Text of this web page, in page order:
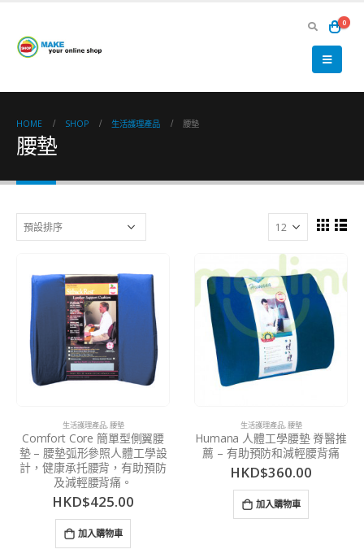
0
HOME SHOP 生活護理產品 腰墊
腰墊
生活護理產品,腰墊
Comfort Core 簡單型側翼腰
墊 – 腰墊弧形參照人體工學設
計，健康承托腰背，有助預防
及減輕腰背痛。
HKD$425.00
加入購物車
生活護理產品,腰墊
Humana 人體工學腰墊 脊醫推
薦 – 有助預防和減輕腰背痛
HKD$360.00
加入購物車